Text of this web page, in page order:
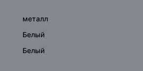
металл
Белый
Белый